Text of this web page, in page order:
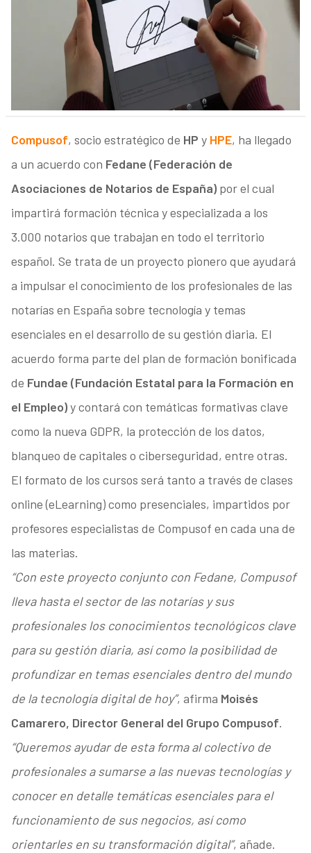
Compusof, socio estratégico de HP y HPE, ha llegado
a un acuerdo con Fedane (Federación de
Asociaciones de Notarios de España)por el cual
impartirá formación técnica y especializada a los
3.000 notarios que trabajan en todo el territorio
español. Se trata de un proyecto pionero que ayudará
a impulsar el conocimiento de los profesionales de las
notarías en España sobre tecnología y temas
esenciales en el desarrollo de su gestión diaria. El
acuerdo forma parte del plan de formación bonificada
de Fundae (Fundación Estatal para la Formación en
el Empleo)y contará con temáticas formativas clave
como la nueva GDPR, la protección de los datos,
blanqueo de capitales o ciberseguridad, entre otras.
El formato de los cursos será tanto a través de clases
online (eLearning) como presenciales, impartidos por
profesores especialistas de Compusof en cada una de
las materias.
“Con este proyecto conjunto con Fedane, Compusof
lleva hasta el sector de las notarías y sus
profesionales los conocimientos tecnológicos clave
para su gestión diaria, así como la posibilidad de
profundizar en temas esenciales dentro del mundo
de la tecnología digital de hoy”, afirma Moisés
Camarero, Director General del Grupo Compusof.
“Queremos ayudar de esta forma al colectivo de
profesionales a sumarse a las nuevas tecnologías y
conocer en detalle temáticas esenciales para el
funcionamiento de sus negocios, así como
orientarles en su transformación digital”, añade.